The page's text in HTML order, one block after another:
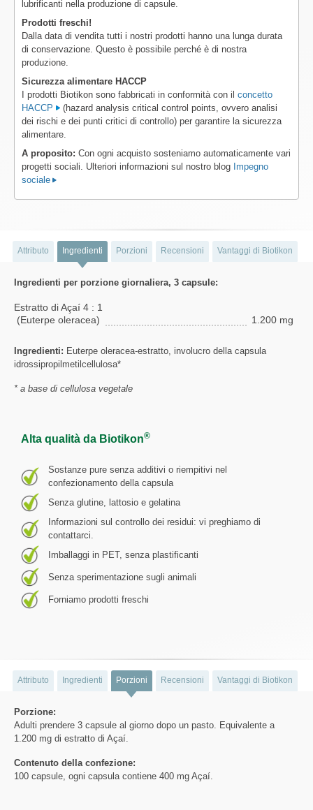
lubrificanti nella produzione di capsule.
Prodotti freschi!
Dalla data di vendita tutti i nostri prodotti hanno una lunga durata
di conservazione. Questo è possibile perché è di nostra
produzione.
Sicurezza alimentare HACCP
I prodotti Biotikon sono fabbricati in conformità con il concetto
HACCP
(hazard analysis critical control points, ovvero analisi
dei rischi e dei punti critici di controllo) per garantire la sicurezza
alimentare.
A proposito: Con ogni acquisto sosteniamo automaticamente vari
progetti sociali. Ulteriori informazioni sul nostro blog Impegno
sociale
Attributo Ingredienti Porzioni Recensioni Vantaggi di Biotikon
Ingredienti per porzione giornaliera, 3 capsule:
Estratto di Açaí 4 : 1
(Euterpe oleracea)
1.200 mg
Ingredienti: Euterpe oleracea-estratto, involucro della capsula
idrossipropilmetilcellulosa*
* a base di cellulosa vegetale
Alta qualità da Biotikon®
Sostanze pure senza additivi o riempitivi nel
confezionamento della capsula
Senza glutine, lattosio e gelatina
Informazioni sul controllo dei residui: vi preghiamo di
contattarci.
Imballaggi in PET, senza plastificanti
Senza sperimentazione sugli animali
Forniamo prodotti freschi
Attributo Ingredienti Porzioni Recensioni Vantaggi di Biotikon
Porzione:
Adulti prendere 3 capsule al giorno dopo un pasto. Equivalente a
1.200 mg di estratto di Açaí.
Contenuto della confezione:
100 capsule, ogni capsula contiene 400 mg Açaí.